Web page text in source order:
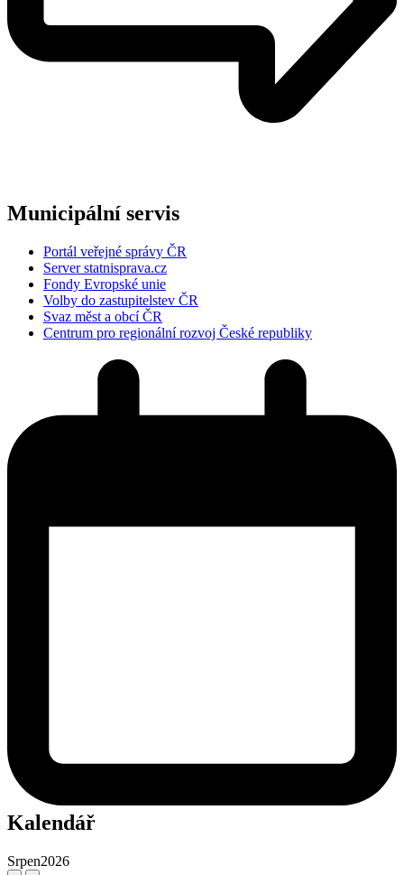
Municipální servis
Portál veřejné správy ČR
Server statnisprava.cz
Fondy Evropské unie
Volby do zastupitelstev ČR
Svaz měst a obcí ČR
Centrum pro regionální rozvoj České republiky
Kalendář
Srpen2026